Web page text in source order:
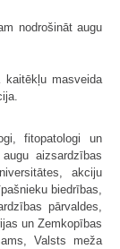
nodrošināt augu
masveida
fitopatologi un
aizsardzības
akciju
biedrības,
pārvaldes,
un Zemkopības
Valsts meža